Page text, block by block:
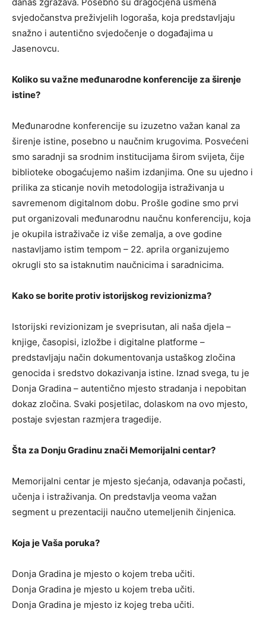
svjedočanstva preživjelih logoraša, koja predstavlјaju
snažno i autentično svjedočenje o događajima u
Jasenovcu.
Koliko su važne međunarodne konferencije za širenje
istine?
Međunarodne konferencije su izuzetno važan kanal za
širenje istine, posebno u naučnim krugovima. Posvećeni
smo saradnji sa srodnim institucijama širom svijeta, čije
biblioteke obogaćujemo našim izdanjima. One su ujedno i
prilika za sticanje novih metodologija istraživanja u
savremenom digitalnom dobu. Prošle godine smo prvi
put organizovali međunarodnu naučnu konferenciju, koja
je okupila istraživače iz više zemalјa, a ove godine
nastavlјamo istim tempom – 22. aprila organizujemo
okrugli sto sa istaknutim naučnicima i saradnicima.
Kako se borite protiv istorijskog revizionizma?
Istorijski revizionizam je sveprisutan, ali naša djela –
knjige, časopisi, izložbe i digitalne platforme –
predstavlјaju način dokumentovanja ustaškog zločina
genocida i sredstvo dokazivanja istine. Iznad svega, tu je
Donja Gradina – autentično mjesto stradanja i nepobitan
dokaz zločina. Svaki posjetilac, dolaskom na ovo mjesto,
postaje svjestan razmjera tragedije.
Šta za Donju Gradinu znači Memorijalni centar?
Memorijalni centar je mjesto sjećanja, odavanja počasti,
učenja i istraživanja. On predstavlјa veoma važan
segment u prezentaciji naučno utemelјenih činjenica.
Koja je Vaša poruka?
Donja Gradina je mjesto o kojem treba učiti.
Donja Gradina je mjesto u kojem treba učiti.
Donja Gradina je mjesto iz kojeg treba učiti.